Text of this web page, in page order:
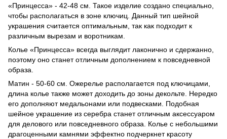
«Принцесса» - 42-48 см. Такое изделие создано специально,
чтобы располагаться в зоне ключиц. Данный тип шейной
украшения считается оптимальным, так как подходит к
различным вырезам и воротникам.
Колье «Принцесса» всегда выглядит лаконично и сдержанно,
поэтому оно станет отличным дополнением к повседневной
образа.
Матин - 50-60 см. Ожерелье располагается под ключицами,
длина колье также может доходить до зоны декольте. Нередко
его дополняют медальонами или подвесками. Подобная
шейное украшение из серебра станет отличным аксессуаром
для делового или повседневного образа. Колье с небольшими
драгоценными камнями эффектно подчеркнет красоту